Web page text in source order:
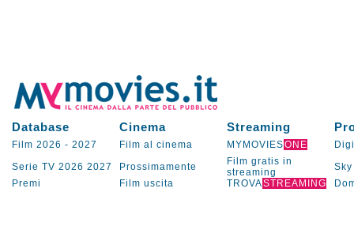
Database Cinema Streaming
Film 2026 - 2027 Film al cinema MYMOVIESONE
Serie TV 2026 2027 Prossimamente
Film gratis in
streaming
Sky
Premi
Film uscita TROVASTREAMING